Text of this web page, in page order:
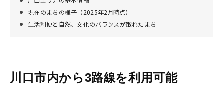
現在のまちの様子（2025年2月時点）
生活利便と自然、文化のバランスが取れたまち
川口市内から3路線を利用可能